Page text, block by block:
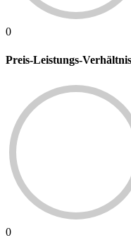
0
Preis-Leistungs-Verhältnis
0